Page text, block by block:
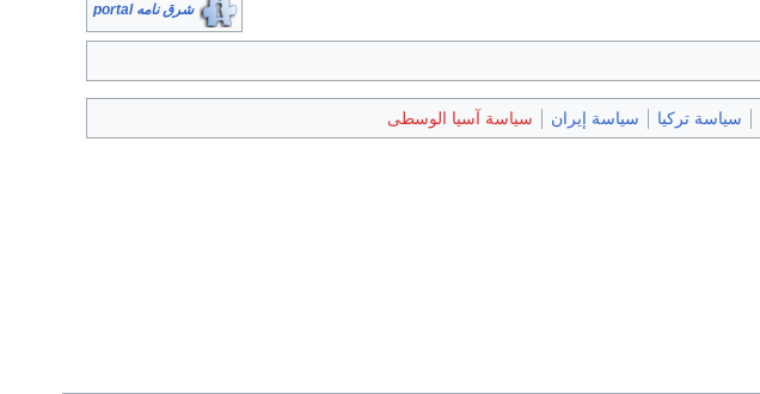
شرق نامه portal
سياسة تركيا سياسة إيران سياسة آسيا الوسطى